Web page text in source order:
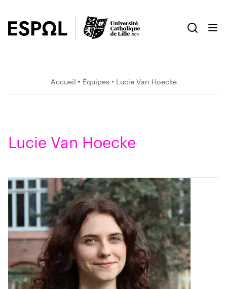
Accueil ‣ Équipes ‣ Lucie Van Hoecke
Lucie Van Hoecke